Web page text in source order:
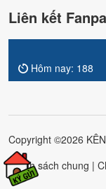
Liên kết
Hôm nay: 188
Copyright ©2026
Chính sách chung |